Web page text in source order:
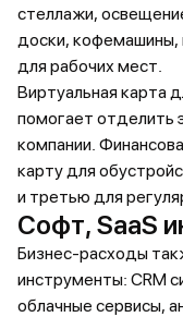
стеллажи,
доски, кофемашины,
для рабочих мест.
Виртуальная карта
помогает отделить
компании.
карту для
и третью для
Софт, SaaS
Бизнес-расходы
инструменты: CRM
облачные сервисы,